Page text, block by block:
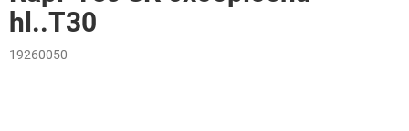
hl..T30
19260050